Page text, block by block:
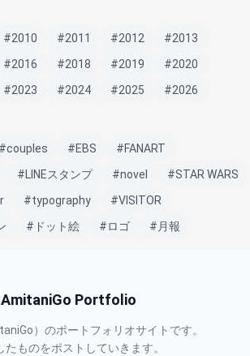
#2010 #2011 #2012
#2013
#2016 #2018 #2019
#2020
#2023 #2024 #2025 #2026
#couples #EBS
#FANART
#LINEスタンプ #novel
#STAR WARS
#typography
#VISITOR
#ドット絵 #ロゴ #月報
AmitaniGo Portfolio
）のポートフォリオサイトです。
たものをポストしていきます。